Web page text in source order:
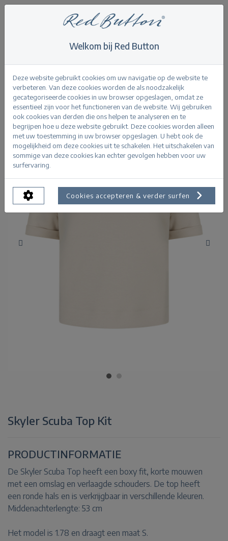
Skyler Scuba Top
Terug
Skyler Scuba Top Kit
PRODUCTINFORMATIE
De Skyler Scuba Top heeft een boxy fit, korte mouwen
met een omslag en verlaagde schouders. De top heeft
een ronde hals en is verkrijgbaar in verschillende kleuren.
Middenachterlengte: 53 cm
Het model is 1.78 en draagt een maat S.
Welkom bij Red Button
Deze website gebruikt cookies om uw navigatie op de website te
verbeteren. Van deze cookies worden de als noodzakelijk
gecategoriseerde cookies in uw browser opgeslagen, omdat ze
essentieel zijn voor het functioneren van de website. Wij gebruiken
ook cookies van derden die ons helpen te analyseren en te
begrijpen hoe u deze website gebruikt. Deze cookies worden alleen
met uw toestemming in uw browser opgeslagen. U hebt ook de
mogelijkheid om deze cookies uit te schakelen. Het uitschakelen van
sommige van deze cookies kan echter gevolgen hebben voor uw
surfervaring.
Cookies accepteren & verder surfen